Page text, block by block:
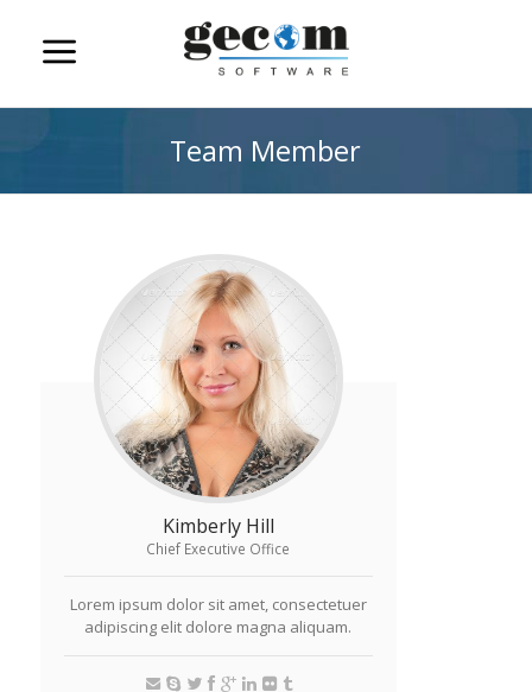
Team Member
Kimberly Hill
Chief Executive Office
Lorem ipsum dolor sit amet, consectetuer
adipiscing elit dolore magna aliquam.